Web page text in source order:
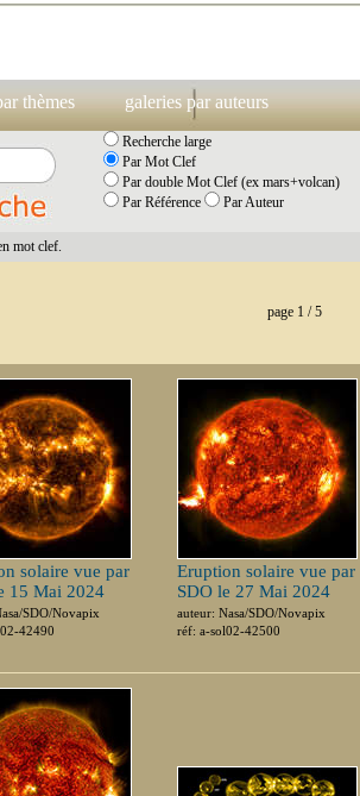
thèmes galeries par auteurs
Recherche large
Par Mot Clef
Par double Mot Clef (ex mars+volcan)
Par Référence
Par Auteur
mot clef.
page 1 / 5
solaire vue par
15 Mai 2024
SDO/Novapix
42490
Eruption solaire vue par
SDO le 27 Mai 2024
auteur: Nasa/SDO/Novapix
réf: a-sol02-42500